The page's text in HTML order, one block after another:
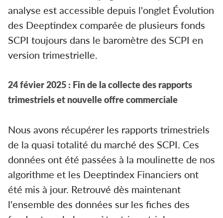
analyse est accessible depuis l'onglet Évolution
des Deeptindex comparée de plusieurs fonds
SCPI toujours dans le baromètre des SCPI en
version trimestrielle.
24 févier 2025 : Fin de la collecte des rapports
trimestriels et nouvelle offre commerciale
Nous avons récupérer les rapports trimestriels
de la quasi totalité du marché des SCPI. Ces
données ont été passées à la moulinette de nos
algorithme et les Deeptindex Financiers ont
été mis à jour. Retrouvé dès maintenant
l'ensemble des données sur les fiches des